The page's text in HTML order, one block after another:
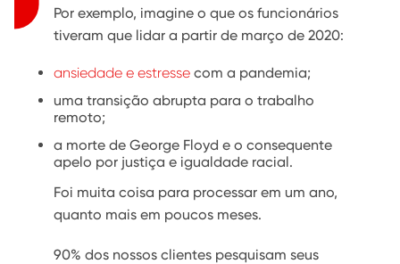
Por exemplo, imagine o que os funcionários
tiveram que lidar a partir de março de 2020:
ansiedade e estresse com a pandemia;
uma transição abrupta para o trabalho
remoto;
a morte de George Floyd e o consequente
apelo por justiça e igualdade racial.
Foi muita coisa para processar em um ano,
quanto mais em poucos meses.
90% dos nossos clientes pesquisam seus